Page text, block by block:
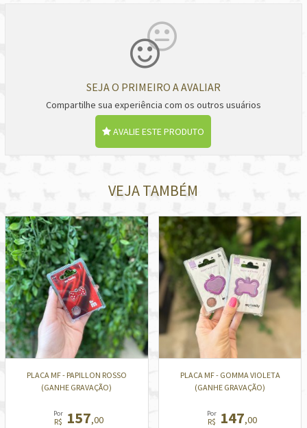
SEJA O PRIMEIRO A AVALIAR
Compartilhe sua experiência com os outros usuários
AVALIE ESTE PRODUTO
VEJA TAMBÉM
PLACA MF - PAPILLON ROSSO
(GANHE GRAVAÇÃO)
Por
R$ 157,00
PLACA MF - GOMMA VIOLETA
(GANHE GRAVAÇÃO)
Por
R$ 147,00